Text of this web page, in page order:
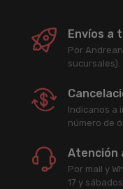
Envíos a
Por
sucursales).
Indicanos a
número de
Atención
Por mail y
17 y